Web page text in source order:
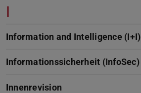
I
Information and Intelligence (I+I)
Informationssicherheit (InfoSec)
Innenrevision